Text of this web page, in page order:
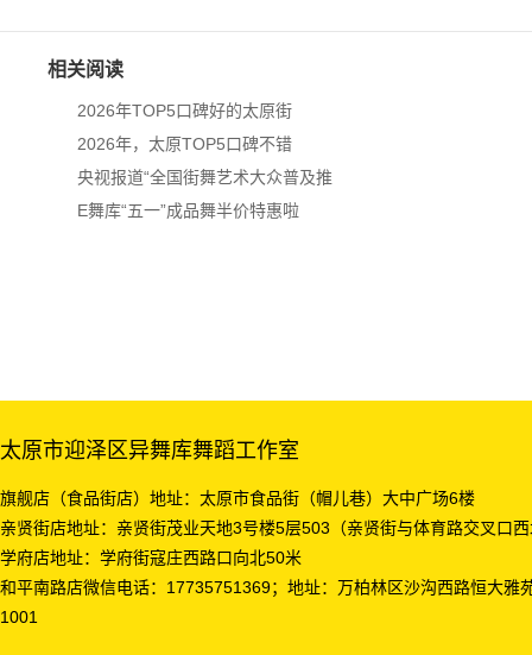
相关阅读
2026年TOP5口碑好的太原街
2026年，太原TOP5口碑不错
央视报道“全国街舞艺术大众普及推
E舞库“五一”成品舞半价特惠啦
太原市迎泽区异舞库舞蹈工作室
旗舰店（食品街店）地址：太原市食品街（帽儿巷）大中广场6楼
亲贤街店地址：亲贤街茂业天地3号楼5层503（亲贤街与体育路交叉口
学府店地址：学府街寇庄西路口向北50米
和平南路店微信电话：17735751369；地址：万柏林区沙沟西路恒大雅
1001